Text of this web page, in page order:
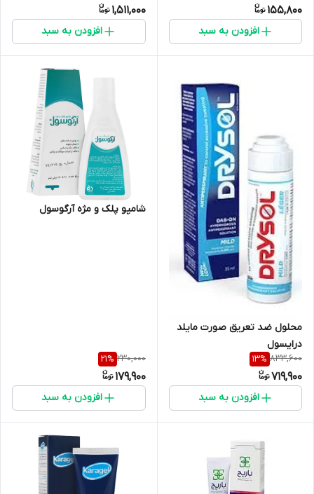
155,800
افزودن به سبد
1,511,000
افزودن به سبد
محلول ضد تعریق صورت مایلد
درایسول
833,600
13%
719,900
افزودن به سبد
شامپو پلک و مژه آرگوسول
230,000
21%
179,900
افزودن به سبد